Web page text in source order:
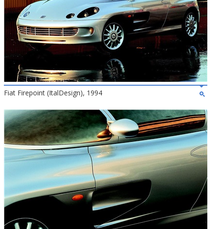
Fiat Firepoint (ItalDesign), 1994